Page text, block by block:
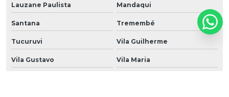
Lauzane Paulista Mandaqui
Santana Tremembé
Tucuruvi Vila Guilherme
Vila Gustavo Vila Maria